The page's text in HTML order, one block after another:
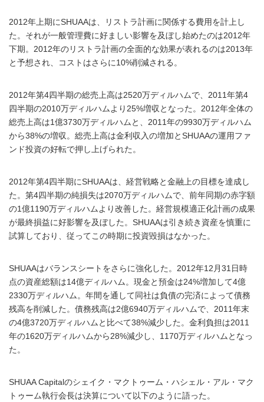
2012年上期にSHUAAは、リストラ計画に関係する費用を計上し
た。それが一般管理費に好ましい影響を及ぼし始めたのは2012年
下期。2012年のリストラ計画の全面的な効果が表れるのは2013年
と予想され、コストはさらに10%削減される。
2012年第4四半期の総売上高は2520万ディルハムで、2011年第4
四半期の2010万ディルハムより25%増収となった。2012年全体の
総売上高は1億3730万ディルハムと、2011年の9930万ディルハム
から38%の増収。総売上高は金利収入の増加とSHUAAの運用ファ
ンド投資の好転で押し上げられた。
2012年第4四半期にSHUAAは、経営戦略と金融上の目標を達成し
た。第4四半期の純損失は2070万ディルハムで、前年同期の赤字額
の1億1190万ディルハムより改善した。経営規模適正化計画の成果
が最終損益に好影響を及ぼした。SHUAAは引き続き資産を慎重に
試算しており、従ってこの時期に投資毀損はなかった。
SHUAAはバランスシートをさらに強化した。2012年12月31日時
点の資産総額は14億ディルハム。現金と預金は24%増加して4億
2330万ディルハム。年間を通して同社は負債の完済によって債務
残高を削減した。債務残高は2億6940万ディルハムで、2011年末
の4億3720万ディルハムと比べて38%減少した。金利負担は2011
年の1620万ディルハムから28%減少し、1170万ディルハムとなっ
た。
SHUAA Capitalのシェイク・マクトゥーム・ハシェル・アル・マク
トゥーム執行会長は決算について以下のように語った。